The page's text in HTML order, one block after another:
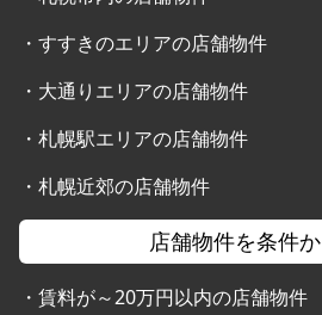
・ すすきのエリアの店舗物件
・ 大通りエリアの店舗物件
・ 札幌駅エリアの店舗物件
・ 札幌近郊の店舗物件
店舗物件を条件
・ 賃料が～20万円以内の店舗物件